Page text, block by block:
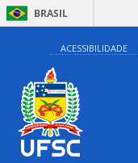
BRASIL
ACESSIBILIDADE
0:00